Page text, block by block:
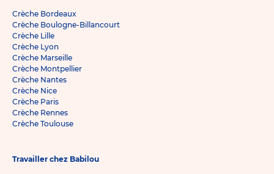
Crèche Bordeaux
Crèche Boulogne-Billancourt
Crèche Lille
Crèche Lyon
Crèche Marseille
Crèche Montpellier
Crèche Nantes
Crèche Nice
Crèche Paris
Crèche Rennes
Crèche Toulouse
Travailler chez Babilou